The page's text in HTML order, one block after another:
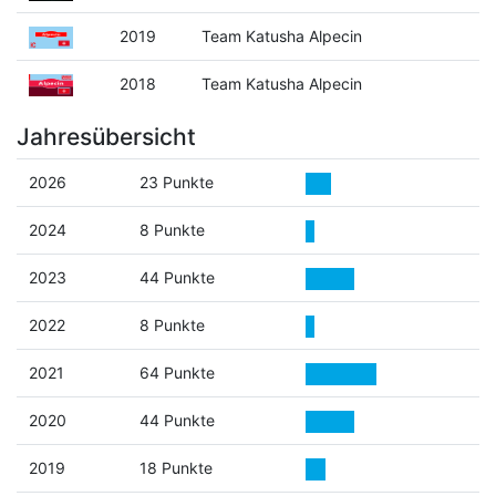
2019 Team Katusha Alpecin
2018 Team Katusha Alpecin
Jahresübersicht
2026 23 Punkte
2024 8 Punkte
2023 44 Punkte
2022 8 Punkte
2021 64 Punkte
2020 44 Punkte
2019 18 Punkte